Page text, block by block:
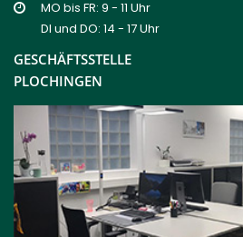
MO bis FR: 9 - 11 Uhr
DI und DO: 14 - 17 Uhr
GESCHÄFTSSTELLE
PLOCHINGEN